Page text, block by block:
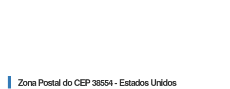
Zona Postal do CEP 38554 - Estados Unidos